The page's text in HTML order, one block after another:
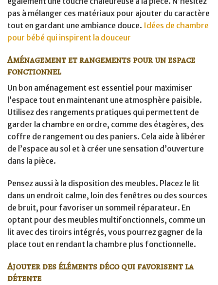
pas à mélanger ces matériaux pour ajouter du caractère
tout en gardant une ambiance douce. Idées de chambre
pour bébé qui inspirent la douceur
Aménagement et rangements pour un espace
fonctionnel
Un bon aménagement est essentiel pour maximiser
l’espace tout en maintenant une atmosphère paisible.
Utilisez des rangements pratiques qui permettent de
garder la chambre en ordre, comme des étagères, des
coffre de rangement ou des paniers. Cela aide à libérer
de l’espace au sol et à créer une sensation d’ouverture
dans la pièce.
Pensez aussi à la disposition des meubles. Placez le lit
dans un endroit calme, loin des fenêtres ou des sources
de bruit, pour favoriser un sommeil réparateur. En
optant pour des meubles multifonctionnels, comme un
lit avec des tiroirs intégrés, vous pourrez gagner de la
place tout en rendant la chambre plus fonctionnelle.
Ajouter des éléments déco qui favorisent la
détente